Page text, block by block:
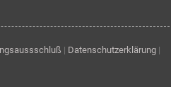
| Datenschutzerklärung |